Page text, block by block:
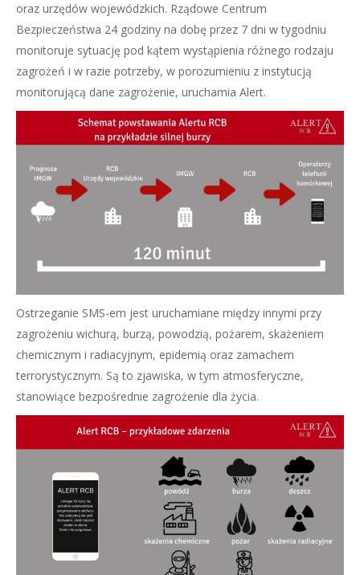
oraz urzędów wojewódzkich. Rządowe Centrum
Bezpieczeństwa 24 godziny na dobę przez 7 dni w tygodniu
monitoruje sytuację pod kątem wystąpienia różnego rodzaju
zagrożeń i w razie potrzeby, w porozumieniu z instytucją
monitorującą dane zagrożenie, uruchamia Alert.
Ostrzeganie SMS-em jest uruchamiane między innymi przy
zagrożeniu wichurą, burzą, powodzią, pożarem, skażeniem
chemicznym i radiacyjnym, epidemią oraz zamachem
terrorystycznym. Są to zjawiska, w tym atmosferyczne,
stanowiące bezpośrednie zagrożenie dla życia.